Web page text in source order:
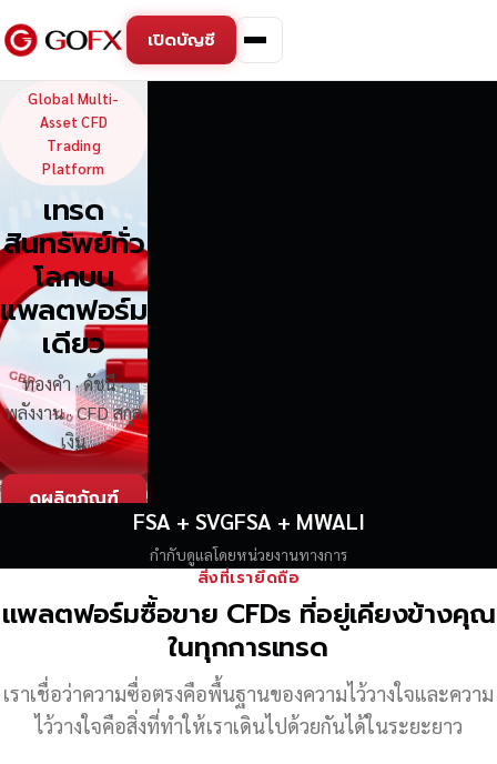
เปิดบัญชี
GoFX — Global Multi-
Global Multi-
Asset CFD
Trading
Platform
เทรด
สินทรัพย์ทั่ว
โลกบน
แพลตฟอร์ม
เดียว
ทองคำ · ดัชนี ·
พลังงาน · CFD สกุล
เงิน
ดูผลิตภัณฑ์
FSA + SVGFSA + MWALI
กำกับดูแลโดยหน่วยงานทางการ
สิ่งที่เรายึดถือ
แพลตฟอร์มซื้อขาย CFDs ที่อยู่เคียงข้างคุณ
ในทุกการเทรด
เราเชื่อว่าความซื่อตรงคือพื้นฐานของความไว้วางใจและความ
ไว้วางใจคือสิ่งที่ทำให้เราเดินไปด้วยกันได้ในระยะยาว